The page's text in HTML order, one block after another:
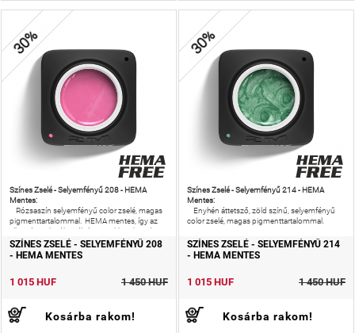
30%
Színes Zselé - Selyemfényű 208 - HEMA
Mentes:
Rózsaszín selyemfényű color zselé, magas
pigmenttartalommal. HEMA mentes, így az
allergiás reakciók esélyét is csökkentheted!
SZÍNES ZSELÉ - SELYEMFÉNYŰ 208
- HEMA MENTES
1 015 HUF 1 450 HUF
Kosárba rakom!
30%
Színes Zselé - Selyemfényű 214 - HEMA
Mentes:
Enyhén áttetsző, zöld színű, selyemfényű
color zselé, magas pigmenttartalommal.
SZÍNES ZSELÉ - SELYEMFÉNYŰ 214
- HEMA MENTES
1 015 HUF 1 450 HUF
Kosárba rakom!